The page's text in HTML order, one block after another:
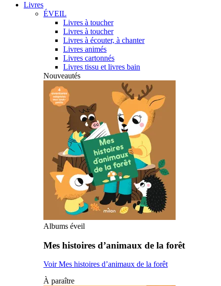
Livres
ÉVEIL
Livres à toucher
Livres à toucher
Livres à écouter, à chanter
Livres animés
Livres cartonnés
Livres tissu et livres bain
Nouveautés
Albums éveil
Mes histoires d’animaux de la forêt
Voir Mes histoires d’animaux de la forêt
À paraître